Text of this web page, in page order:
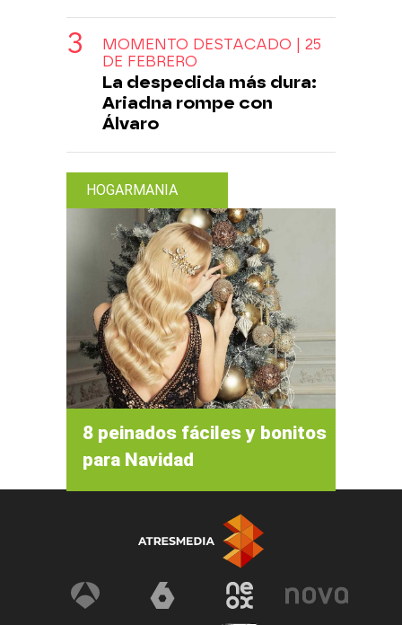
MOMENTO DESTACADO | 25
DE FEBRERO
La despedida más dura:
Ariadna rompe con
Álvaro
HOGARMANIA
8 peinados fáciles y bonitos
para Navidad